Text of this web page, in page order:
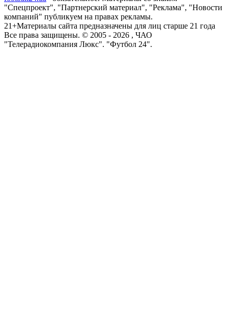
"Спецпроект", "Партнерский материал", "Реклама", "Новости
компаний" публикуем на правах рекламы.
21+Материалы сайта предназначены для лиц старше 21 года
Все права защищены. © 2005 - 2026 , ЧАО
"Телерадиокомпания Люкс". "Футбол 24".